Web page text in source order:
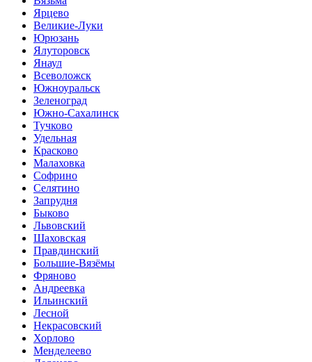
Ярцево
Великие-Луки
Юрюзань
Ялуторовск
Янаул
Всеволожск
Южноуральск
Зеленоград
Южно-Сахалинск
Тучково
Удельная
Красково
Малаховка
Софрино
Селятино
Запрудня
Быково
Львовский
Шаховская
Правдинский
Большие-Вязёмы
Фряново
Андреевка
Ильинский
Лесной
Некрасовский
Хорлово
Менделеево